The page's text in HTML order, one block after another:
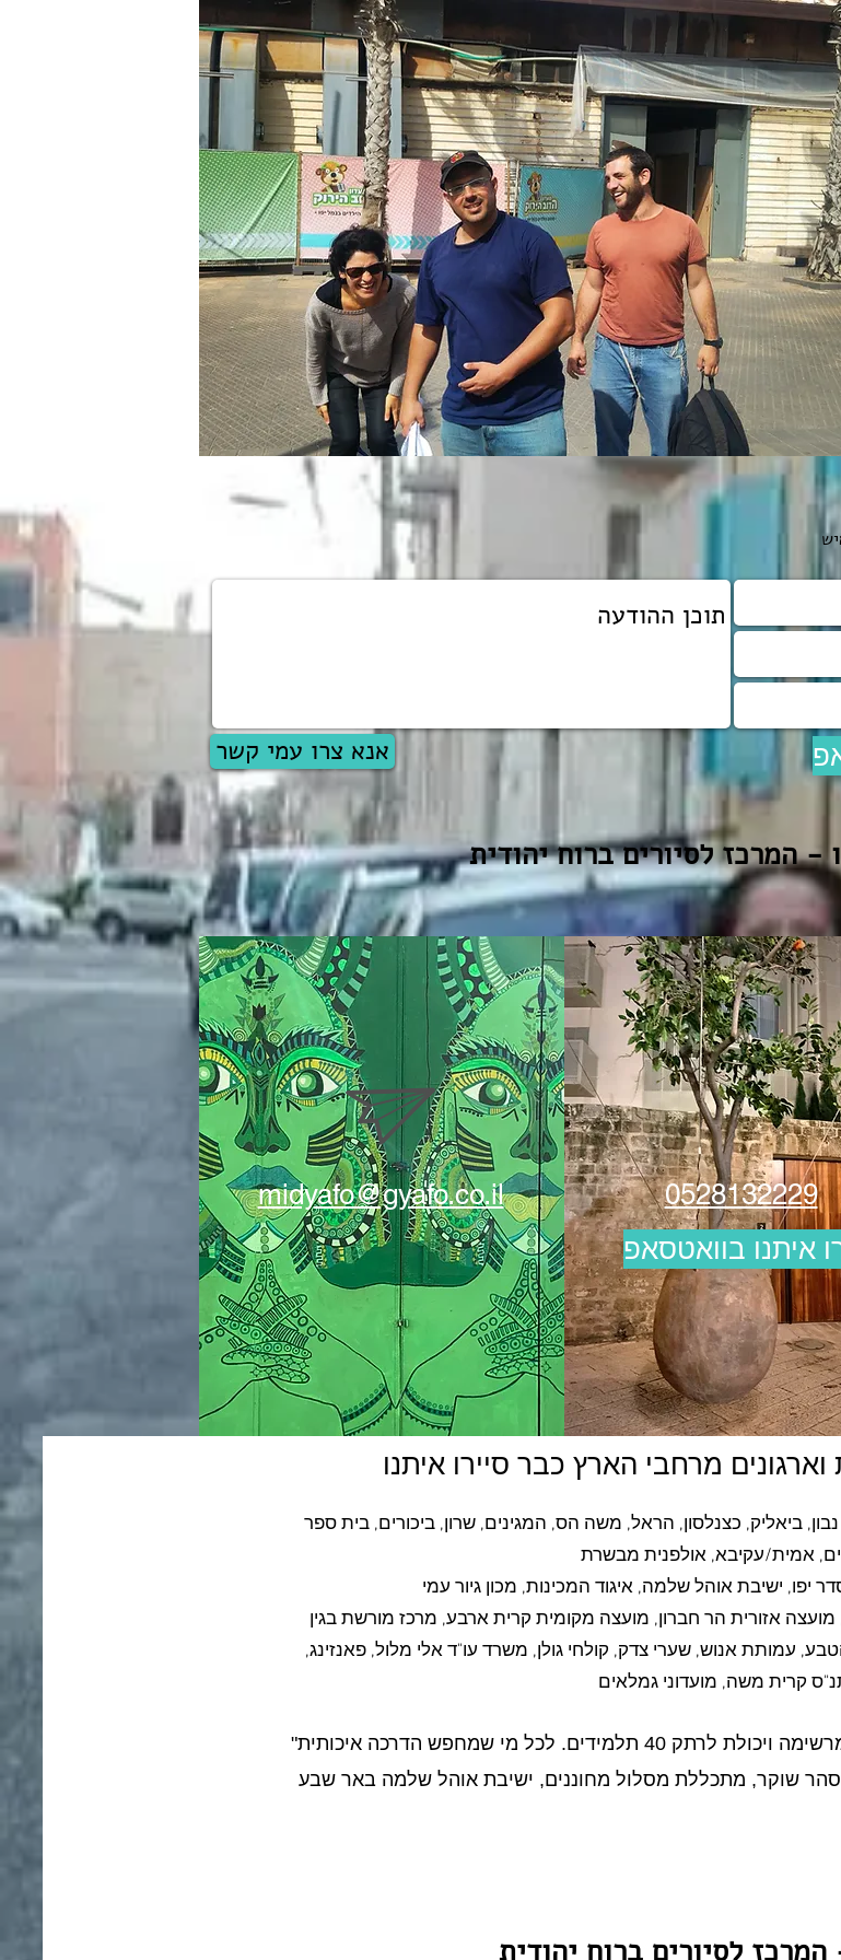
אנא צרו עמי קשר
- המרכז לסיורים ברוח יהודית
midyafo@gyafo.co.il
0528132229
איתנו בוואטסאפ
מרחבי הארץ כבר סיירו איתנו
ביאליק, כצנלסון, הראל, משה הס, המגינים, שרון, ביכורים, בית ספר
עמותת אנוש, שערי צדק, קולחי גולן, משרד עו"ד אלי מלול, פאנזינג,
"דודי הפגין מקצועיות יוצאת דופן, בקיאות מרשימה ויכולת לרתק 40 תלמידים. לכל מי שמחפש הדרכה איכותית
לסיורים ברוח יהודית